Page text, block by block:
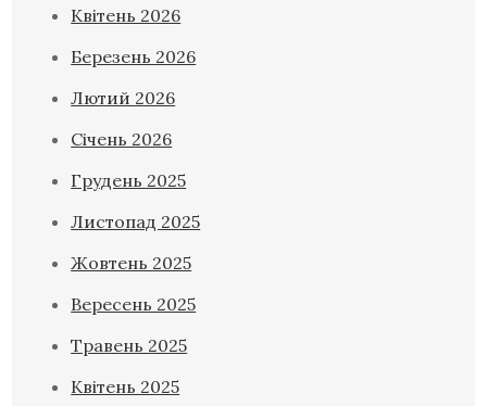
Квітень 2026
Березень 2026
Лютий 2026
Січень 2026
Грудень 2025
Листопад 2025
Жовтень 2025
Вересень 2025
Травень 2025
Квітень 2025